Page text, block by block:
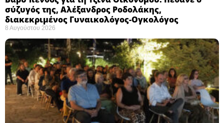
σύζυγός της, Αλέξανδρος Ροδολάκης,
διακεκριμένος Γυναικολόγος-Ογκολόγος
8 Αυγούστου 2026